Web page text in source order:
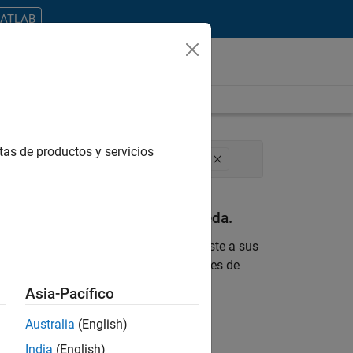
Marketing Industry Marketing
con sus criterios de búsqueda.
ninguna vacante que se ajuste a sus
sobre nuevas oportunidades de
todos los empleos en su zona.
de productos y servicios
Asia-Pacífico
Australia (English)
India (English)